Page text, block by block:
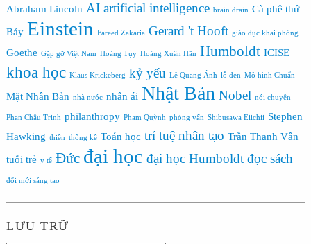
Abraham Lincoln AI artificial intelligence brain drain Cà phê thứ
Bảy Einstein Fareed Zakaria Gerard 't Hooft giáo dục khai phóng
Goethe Gặp gỡ Việt Nam Hoàng Tụy Hoàng Xuân Hãn Humboldt ICISE
khoa học Klaus Krickeberg kỷ yếu Lê Quang Ánh lỗ đen Mô hình Chuẩn
Mặt Nhân Bản nhà nước nhân ái Nhật Bản Nobel nói chuyện
Phan Châu Trinh philanthropy Phạm Quỳnh phỏng vấn Shibusawa Eiichii Stephen
Hawking thiền thống kê Toán học trí tuệ nhân tạo Trần Thanh Vân
tuổi trẻ y tế Đức đại học đại học Humboldt đọc sách
đổi mới sáng tạo
LƯU TRỮ